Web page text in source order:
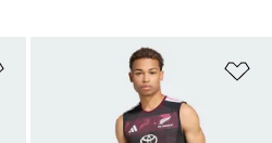
Op verlanglijst zetten